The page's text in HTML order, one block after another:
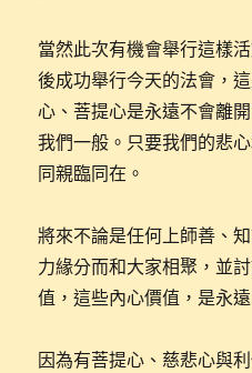
當然此次有機會舉行這樣
後成功舉行今天的法會，
心、菩提心是永遠不會離
我們一般。只要我們的悲
同親臨同在。
將來不論是任何上師善、
力緣分而和大家相聚，並
值，這些內心價值，是永
因為有菩提心、慈悲心與